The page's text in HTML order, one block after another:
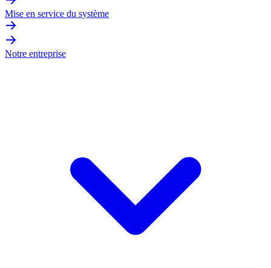
Mise en service du système
Notre entreprise